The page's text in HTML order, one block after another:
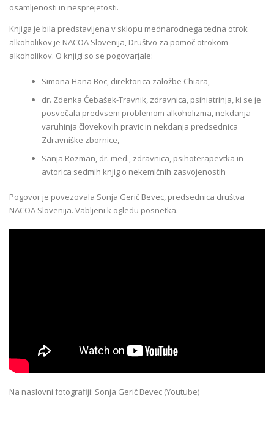
osamljenosti in nesprejetosti.
Knjiga je bila predstavljena v sklopu mednarodnega tedna otrok
alkoholikov je NACOA Slovenija, Društvo za pomoč otrokom
alkoholikov. O knjigi so se pogovarjale:
Simona Hana Boc, direktorica založbe Chiara,
dr. Zdenka Čebašek-Travnik, zdravnica, psihiatrinja, ki se je
posvečala predvsem problemom alkoholizma, nekdanja
varuhinja človekovih pravic in nekdanja predsednica
Zdravniške zbornice,
Sanja Rozman, dr. med., zdravnica, psihoterapevtka in
avtorica sedmih knjig o nekemičnih zasvojenostih
Pogovor je povezovala Sonja Gerič Bevec, predsednica društva
NACOA Slovenija. Vabljeni k ogledu posnetka.
Na naslovni fotografiji: Sonja Gerič Bevec (Youtube)